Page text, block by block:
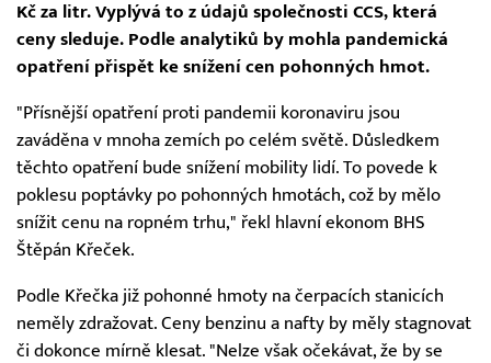
Kč za litr. Vyplývá to z údajů společnosti CCS, která
ceny sleduje. Podle analytiků by mohla pandemická
opatření přispět ke snížení cen pohonných hmot.
"Přísnější opatření proti pandemii koronaviru jsou
zaváděna v mnoha zemích po celém světě. Důsledkem
těchto opatření bude snížení mobility lidí. To povede k
poklesu poptávky po pohonných hmotách, což by mělo
snížit cenu na ropném trhu," řekl hlavní ekonom BHS
Štěpán Křeček.
Podle Křečka již pohonné hmoty na čerpacích stanicích
neměly zdražovat. Ceny benzinu a nafty by měly stagnovat
či dokonce mírně klesat. "Nelze však očekávat, že by se